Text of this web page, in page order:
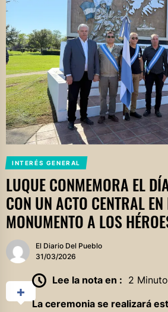
INTERÉS GENERAL
LUQUE CONMEMORA EL
CON UN ACTO CENTRAL EN
MONUMENTO A LOS
El Diario Del Pueblo
31/03/2026
Lee la nota en : 2
La ceremonia se realizará